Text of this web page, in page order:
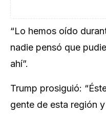
“Lo hemos oído
nadie pensó que
ahí”.
Trump prosiguió:
gente de esta región